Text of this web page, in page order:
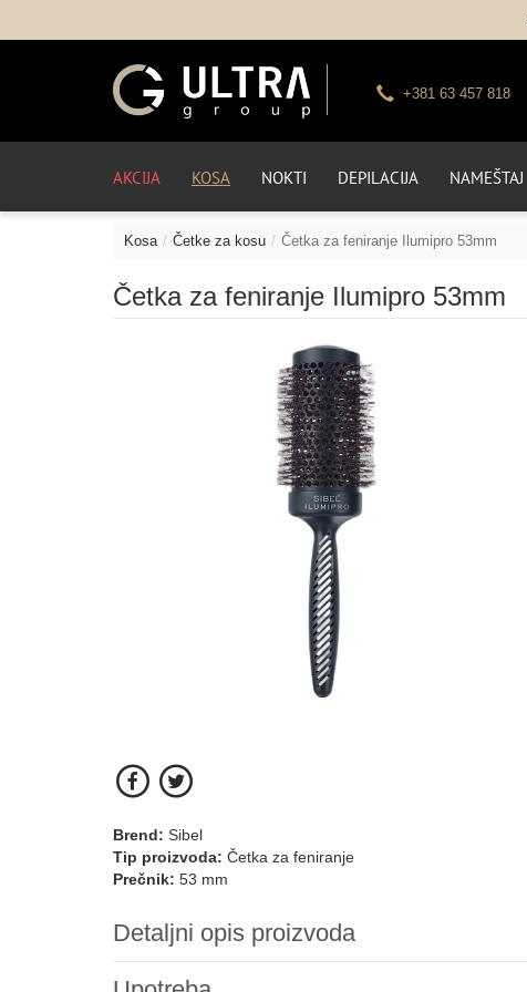
+381 63 457 818
AKCIJA KOSA NOKTI DEPILACIJA NAMEŠTAJ
Kosa Četke za kosu Četka za feniranje Ilumipro 53mm
Četka za feniranje Ilumipro 53mm
Brend: Sibel
Tip proizvoda: Četka za feniranje
Prečnik: 53 mm
Detaljni opis proizvoda